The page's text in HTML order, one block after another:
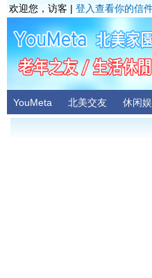
欢迎您，访客 | 登入查看你的信
YouMeta 北美交友 休闲